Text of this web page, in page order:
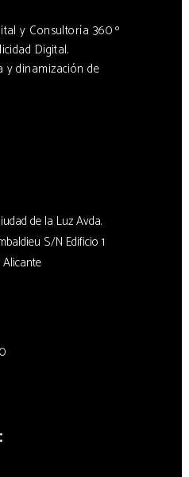
y Consultoría 360 º
Digital.
y dinamización de
de la Luz Avda.
S/N Edificio 1
Alicante